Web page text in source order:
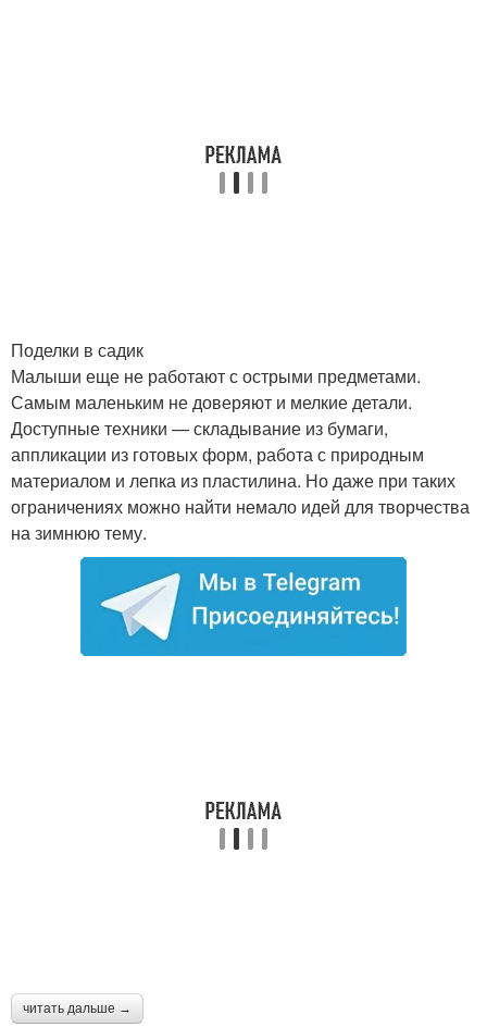
Поделки в садик
Малыши еще не работают с острыми предметами.
Самым маленьким не доверяют и мелкие детали.
Доступные техники — складывание из бумаги,
аппликации из готовых форм, работа с природным
материалом и лепка из пластилина. Но даже при таких
ограничениях можно найти немало идей для творчества
на зимнюю тему.
читать дальше →